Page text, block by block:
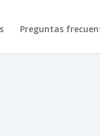
Preguntas